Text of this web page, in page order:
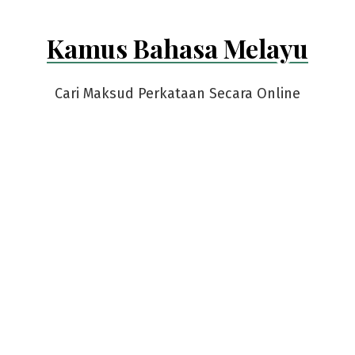
Kamus Bahasa Melayu
Cari Maksud Perkataan Secara Online